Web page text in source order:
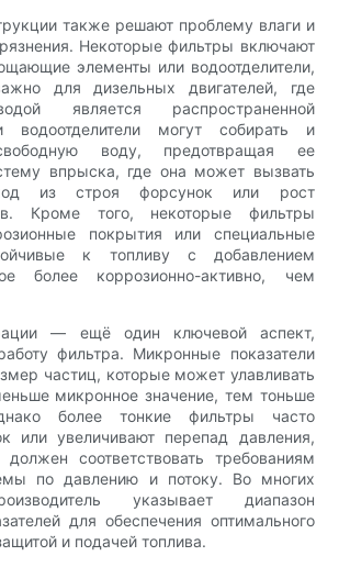
также решают проблему влаги и
Некоторые фильтры включают
элементы или водоотделители,
для дизельных двигателей, где
является распространенной
водоотделители могут собирать и
воду, предотвращая ее
впрыска, где она может вызвать
из строя форсунок или рост
Кроме того, некоторые фильтры
покрытия или специальные
к топливу с добавлением
более коррозионно-активно, чем
— ещё один ключевой аспект,
фильтра. Микронные показатели
частиц, которые может улавливать
микронное значение, тем тоньше
более тонкие фильтры часто
или увеличивают перепад давления,
соответствовать требованиям
по давлению и потоку. Во многих
указывает диапазон
для обеспечения оптимального
и подачей топлива.